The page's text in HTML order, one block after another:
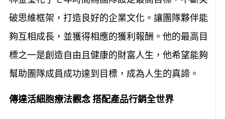
破思維框架，打造良好的企業文化。讓團隊夥伴能
夠互相成長，並獲得相應的獲利報酬。他的最高目
標之一是創造自由且健康的財富人生，他希望能夠
幫助團隊成員成功達到目標，成為人生的真諦。
傳達活細胞療法觀念 搭配產品行銷全世界